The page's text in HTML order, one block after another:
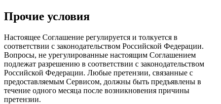
Прочие условия
Настоящее Соглашение регулируется и толкуется в
соответствии с законодательством Российской Федерации.
Вопросы, не урегулированные настоящим Соглашением
подлежат разрешению в соответствии с законодательством
Российской Федерации. Любые претензии, связанные с
предоставляемым Сервисом, должны быть предъявлены в
течение одного месяца после возникновения причины
претензии.